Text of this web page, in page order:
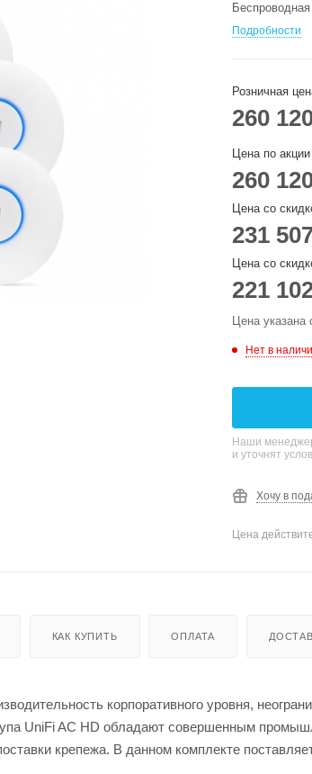
Подробности
Розничная
260
Цена по акции
260
Цена со
231
Цена со
221
Цена
Нет в
Наши
и уточнят
Хочу в
Цена
КАК КУПИТЬ ОПЛАТА
корпоративного уровня,
UniFi AC HD обладают совершенным
крепежа. В данном комплекте